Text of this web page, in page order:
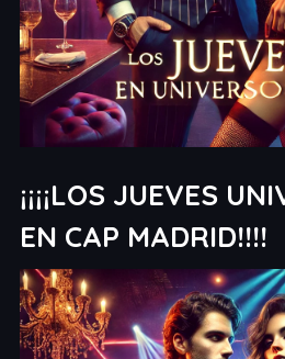
¡¡¡¡LOS JUEVES
EN CAP MADRID!!!!